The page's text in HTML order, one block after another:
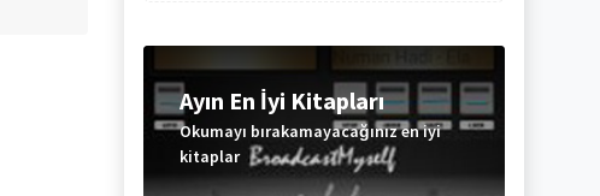
Ayın En İyi Kitapları
Okumayı bırakamayacağınız en iyi
kitaplar